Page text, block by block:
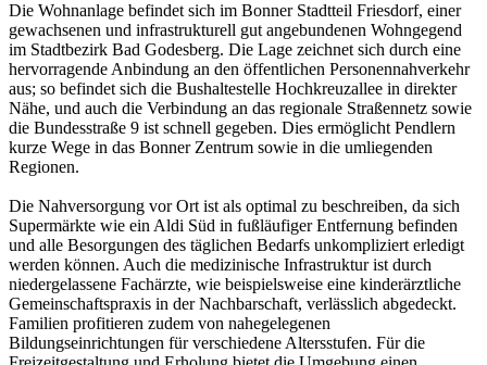
Die Wohnanlage befindet sich im Bonner Stadtteil Friesdorf, einer
gewachsenen und infrastrukturell gut angebundenen Wohngegend
im Stadtbezirk Bad Godesberg. Die Lage zeichnet sich durch eine
hervorragende Anbindung an den öffentlichen Personennahverkehr
aus; so befindet sich die Bushaltestelle Hochkreuzallee in direkter
Nähe, und auch die Verbindung an das regionale Straßennetz sowie
die Bundesstraße 9 ist schnell gegeben. Dies ermöglicht Pendlern
kurze Wege in das Bonner Zentrum sowie in die umliegenden
Regionen.
Die Nahversorgung vor Ort ist als optimal zu beschreiben, da sich
Supermärkte wie ein Aldi Süd in fußläufiger Entfernung befinden
und alle Besorgungen des täglichen Bedarfs unkompliziert erledigt
werden können. Auch die medizinische Infrastruktur ist durch
niedergelassene Fachärzte, wie beispielsweise eine kinderärztliche
Gemeinschaftspraxis in der Nachbarschaft, verlässlich abgedeckt.
Familien profitieren zudem von nahegelegenen
Bildungseinrichtungen für verschiedene Altersstufen. Für die